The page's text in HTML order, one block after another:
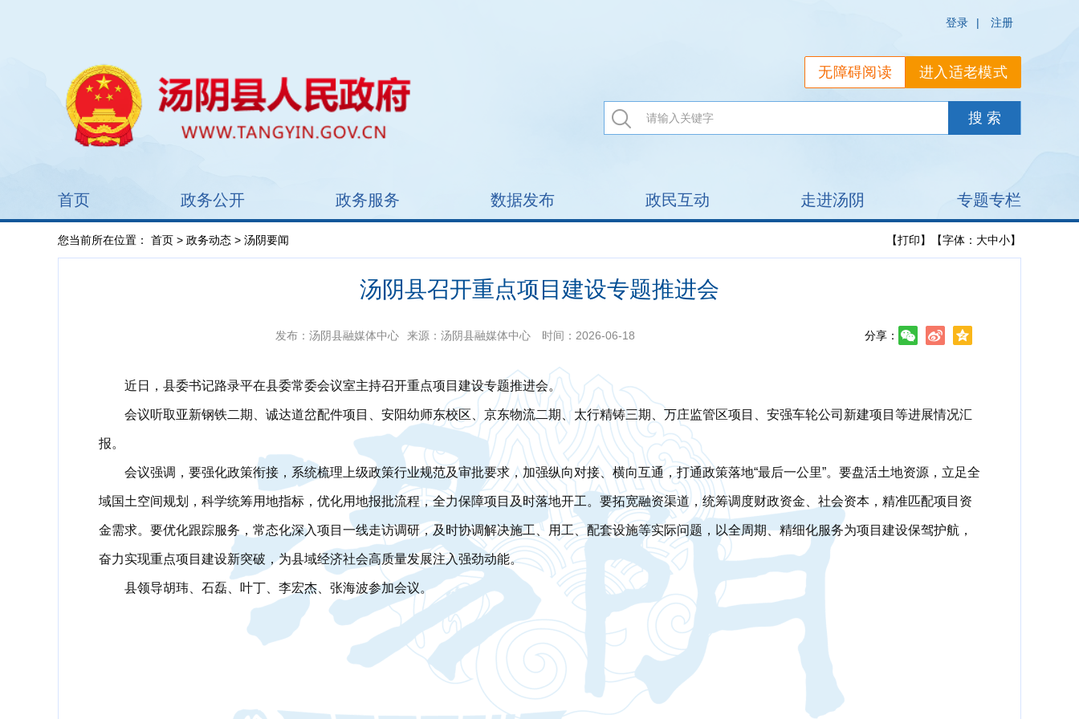
登录 | 注册
进入适老模式
无障碍阅读
首页 政务公开 政务服务 数据发布 政民互动 走进汤阴 专题专栏
您当前所在位置： 首页 > 政务动态 > 汤阴要闻 【打印】 【字体： 大中小】
汤阴县召开重点项目建设专题推进会
发布：汤阴县融媒体中心 来源：汤阴县融媒体中心 时间：2026-06-18 分享：
近日，县委书记路录平在县委常委会议室主持召开重点项目建设专题推进会。
会议听取亚新钢铁二期、诚达道岔配件项目、安阳幼师东校区、京东物流二期、太行精铸三期、万庄监管区项目、安强车轮公司新建项目等进展情况汇
报。
会议强调，要强化政策衔接，系统梳理上级政策行业规范及审批要求，加强纵向对接、横向互通，打通政策落地“最后一公里”。要盘活土地资源，立足全
域国土空间规划，科学统筹用地指标，优化用地报批流程，全力保障项目及时落地开工。要拓宽融资渠道，统筹调度财政资金、社会资本，精准匹配项目资
金需求。要优化跟踪服务，常态化深入项目一线走访调研，及时协调解决施工、用工、配套设施等实际问题，以全周期、精细化服务为项目建设保驾护航，
奋力实现重点项目建设新突破，为县域经济社会高质量发展注入强劲动能。
县领导胡玮、石磊、叶丁、李宏杰、张海波参加会议。